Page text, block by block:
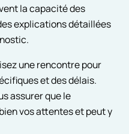
la capacité des
explications détaillées
une rencontre pour
et des délais.
assurer que le
vos attentes et peut y